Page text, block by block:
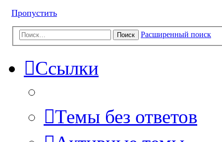
Пропустить
Поиск Расширенный поиск
Ссылки
Темы без ответов